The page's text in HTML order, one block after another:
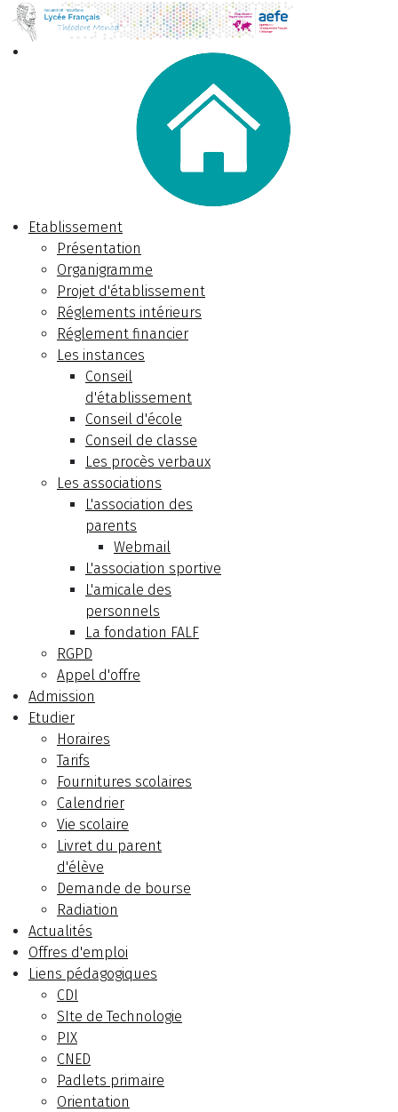
Etablissement
Présentation
Organigramme
Projet d'établissement
Réglements intérieurs
Réglement financier
Les instances
Conseil
d'établissement
Conseil d'école
Conseil de classe
Les procès verbaux
Les associations
L'association des
parents
Webmail
L'association sportive
L'amicale des
personnels
La fondation FALF
RGPD
Appel d'offre
Admission
Etudier
Horaires
Tarifs
Fournitures scolaires
Calendrier
Vie scolaire
Livret du parent
d'élève
Demande de bourse
Radiation
Actualités
Offres d'emploi
Liens pédagogiques
CDI
SIte de Technologie
PIX
CNED
Padlets primaire
Orientation